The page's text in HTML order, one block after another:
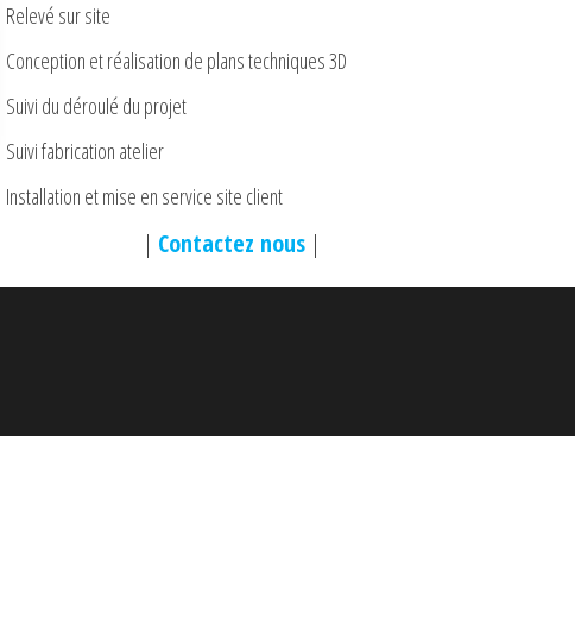
Relevé sur site
Conception et réalisation de plans techniques 3D
Suivi du déroulé du projet
Suivi fabrication atelier
Installation et mise en service site client
| Contactez nous |